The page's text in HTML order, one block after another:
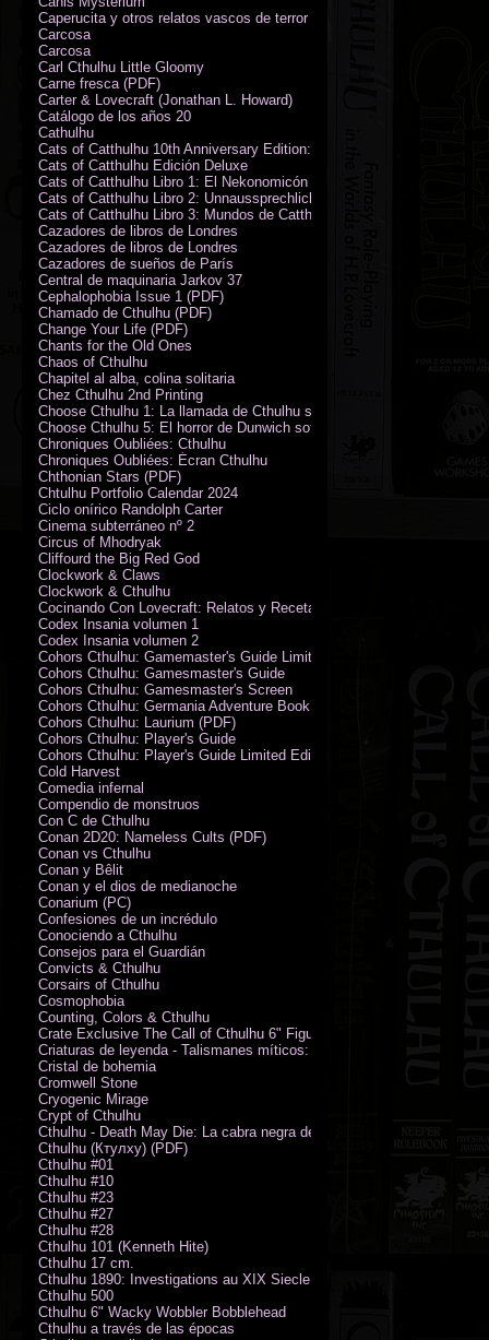
Caperucita y otros relatos vascos de terror (M. Rodríguez)
Carcosa
Carcosa
Carl Cthulhu Little Gloomy
Carne fresca (PDF)
Carter & Lovecraft (Jonathan L. Howard)
Catálogo de los años 20
Cathulhu
Cats of Catthulhu 10th Anniversary Edition: Quick Start Rules
Cats of Catthulhu Edición Deluxe
Cats of Catthulhu Libro 1: El Nekonomicón
Cats of Catthulhu Libro 2: Unnaussprechlichen Katzen
Cats of Catthulhu Libro 3: Mundos de Catthulhu
Cazadores de libros de Londres
Cazadores de libros de Londres
Cazadores de sueños de París
Central de maquinaria Jarkov 37
Cephalophobia Issue 1 (PDF)
Chamado de Cthulhu (PDF)
Change Your Life (PDF)
Chants for the Old Ones
Chaos of Cthulhu
Chapitel al alba, colina solitaria
Chez Cthulhu 2nd Printing
Choose Cthulhu 1: La llamada de Cthulhu softcover
Choose Cthulhu 5: El horror de Dunwich softcover
Chroniques Oubliées: Cthulhu
Chroniques Oubliées: Écran Cthulhu
Chthonian Stars (PDF)
Chtulhu Portfolio Calendar 2024
Ciclo onírico Randolph Carter
Cinema subterráneo nº 2
Circus of Mhodryak
Cliffourd the Big Red God
Clockwork & Claws
Clockwork & Cthulhu
Cocinando Con Lovecraft: Relatos y Recetas de Humor Sobrenatural
Codex Insania volumen 1
Codex Insania volumen 2
Cohors Cthulhu: Gamemaster's Guide Limited Edition
Cohors Cthulhu: Gamesmaster's Guide
Cohors Cthulhu: Gamesmaster's Screen
Cohors Cthulhu: Germania Adventure Book
Cohors Cthulhu: Laurium (PDF)
Cohors Cthulhu: Player's Guide
Cohors Cthulhu: Player's Guide Limited Edition
Cold Harvest
Comedia infernal
Compendio de monstruos
Con C de Cthulhu
Conan 2D20: Nameless Cults (PDF)
Conan vs Cthulhu
Conan y Bêlit
Conan y el dios de medianoche
Conarium (PC)
Confesiones de un incrédulo
Conociendo a Cthulhu
Consejos para el Guardián
Convicts & Cthulhu
Corsairs of Cthulhu
Cosmophobia
Counting, Colors & Cthulhu
Crate Exclusive The Call of Cthulhu 6" Figure von Austin James
Criaturas de leyenda - Talismanes míticos: Símbolo arcano
Cristal de bohemia
Cromwell Stone
Cryogenic Mirage
Crypt of Cthulhu
Cthulhu - Death May Die: La cabra negra de los bosques
Cthulhu (Ктулху) (PDF)
Cthulhu #01
Cthulhu #10
Cthulhu #23
Cthulhu #27
Cthulhu #28
Cthulhu 101 (Kenneth Hite)
Cthulhu 17 cm.
Cthulhu 1890: Investigations au XIX Siecle
Cthulhu 500
Cthulhu 6" Wacky Wobbler Bobblehead
Cthulhu a través de las épocas